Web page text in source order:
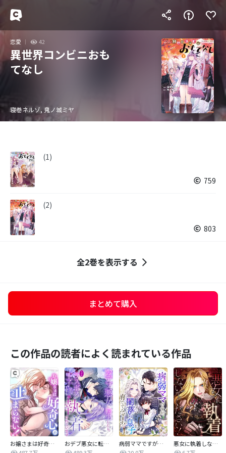
恋愛 42
異世界コンビニおも
てなし
寝巻ネルゾ, 鬼ノ城ミヤ
(1)
759
(2)
803
全2巻を表示する
まとめて購入
この作品の読者によく読まれている作品
お嬢さまは好奇心が止まらない！
おデブ悪女に転生したら、なぜかラスボス王子様に執着されています
病弱ママですが、闇落ち息子を育ててみせます！【タテヨミ】
悪女に執着しないでください！【タテヨミ】